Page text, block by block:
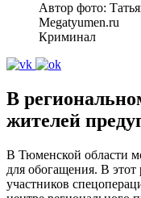
Автор фото:
Megatyumen.ru
Криминал
В
жителей
В Тюменской области
для обогащения. В
участников